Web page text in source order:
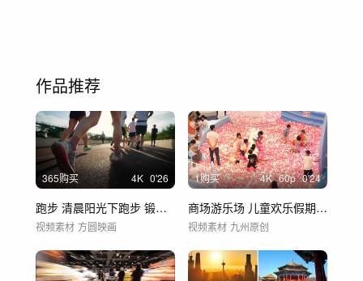
作品推荐
365购买 4K 0'26
跑步 清晨阳光下跑步 锻炼 健身
视频素材 方圆映画
1购买 4K 60p 0'24
商场游乐场 儿童欢乐假期 粉色海洋球
视频素材 九州原创